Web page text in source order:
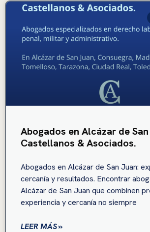
Abogados en Alcázar de
Castellanos & Asociados.
Abogados en Alcázar de San Juan:
cercanía y resultados. Encontrar
Alcázar de San Juan que combinen
experiencia y cercanía no siempre
LEER MÁS »